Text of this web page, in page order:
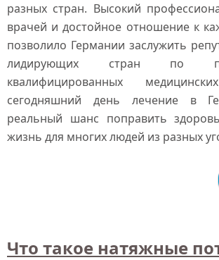
разных стран. Высокий
врачей и достойное отношение к
позволило Германии заслужить
лидирующих стран по
квалифицированных
сегодняшний день лечение в
реальный шанс поправить
жизнь для многих людей из разных
Что такое натяжные